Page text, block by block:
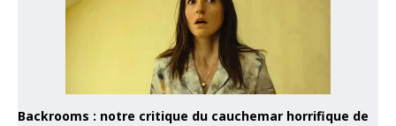
Backrooms : notre critique du cauchemar horrifique de